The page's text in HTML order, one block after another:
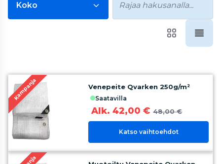
Koko
Kampanja Venepeite Qvarken 250g/m²
saatavilla
Alk. 42,00 € 48,00 €
Katso vaihtoehdot